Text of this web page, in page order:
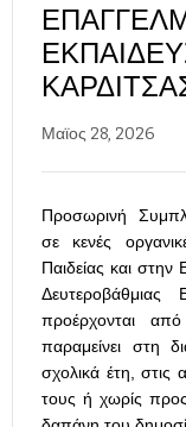
Μαϊος 28, 2026
Προσωρινή
σε κενές
Παιδείας και
Δευτεροβάθμιας
προέρχονται
παραμείνει στη
σχολικά έτη, στις
τους ή χωρίς